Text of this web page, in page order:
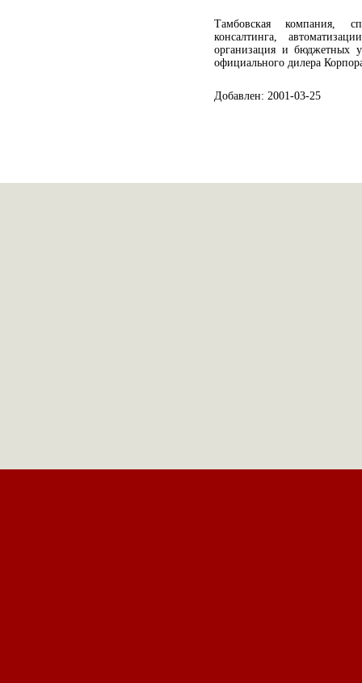
Тамбовская компания,
консалтинга,
организация и бюджетных
официального дилера
Добавлен: 2001-03-25